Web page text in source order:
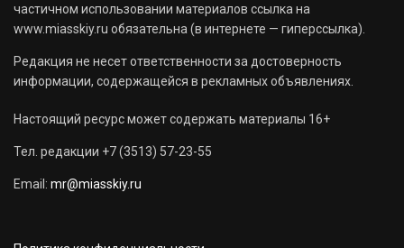
частичном использовании материалов ссылка на
www.miasskiy.ru обязательна (в интернете — гиперссылка).
Редакция не несет ответственности за достоверность
информации, содержащейся в рекламных объявлениях.
Настоящий ресурс может содержать материалы 16+
Тел. редакции +7 (3513) 57-23-55
Email: mr@miasskiy.ru